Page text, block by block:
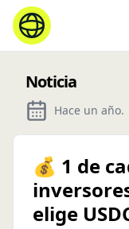
Noticia
Hace un año.
💰 1 de
elige